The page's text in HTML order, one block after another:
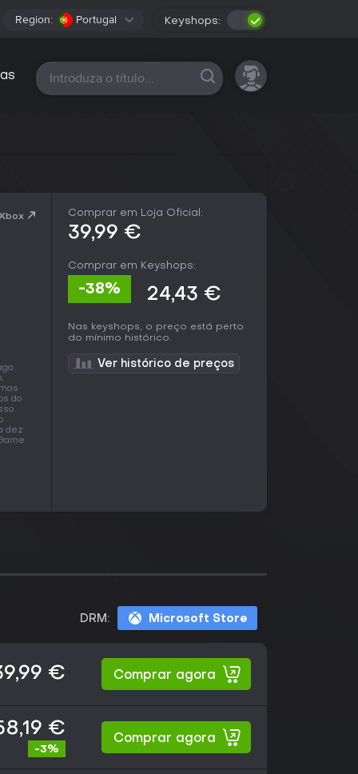
Region: Portugal Keyshops:
Todas as plataformas
do
dez
Comprar em Loja Oficial:
39,99 €
Comprar em Keyshops:
-38% 24,43 €
Nas keyshops, o preço está perto
do mínimo histórico.
Ver histórico de preços
DRM: Microsoft Store
€ Comprar agora
€
-3%
Comprar agora